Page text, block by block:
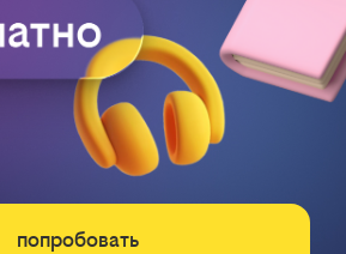
попробовать